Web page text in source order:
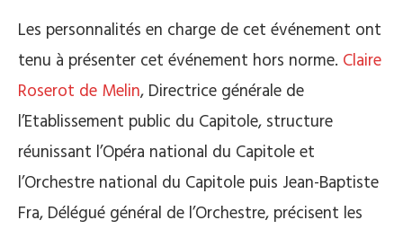
Les personnalités en charge de cet événement ont
tenu à présenter cet événement hors norme. Claire
Roserot de Melin, Directrice générale de
l’Etablissement public du Capitole, structure
réunissant l’Opéra national du Capitole et
l’Orchestre national du Capitole puis Jean-Baptiste
Fra, Délégué général de l’Orchestre, précisent les